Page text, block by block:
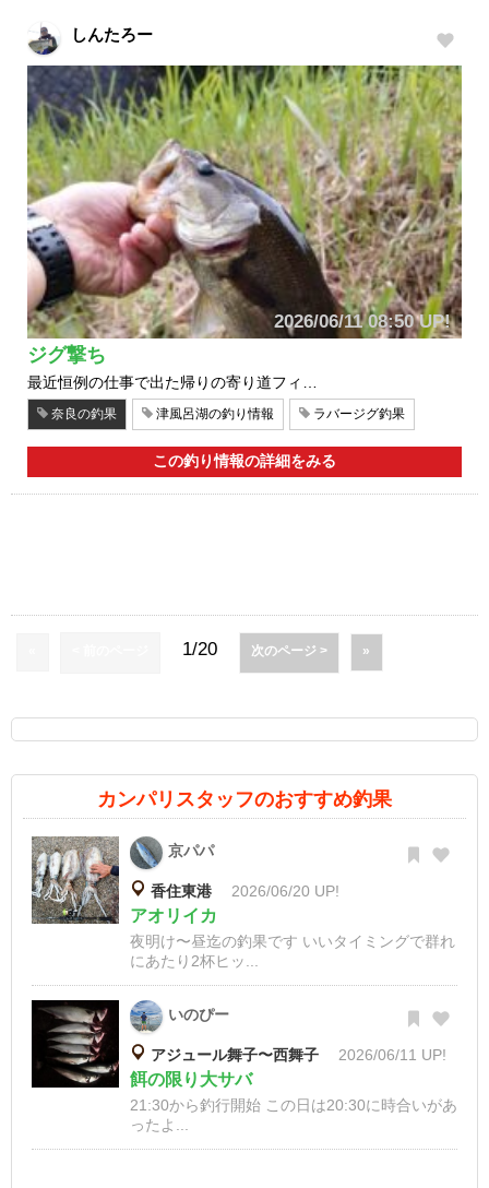
しんたろー
2026/06/11 08:50 UP!
ジグ撃ち
最近恒例の仕事で出た帰りの寄り道フィ…
奈良の釣果 津風呂湖の釣り情報 ラバージグ釣果
この釣り情報の詳細をみる
1/20 次のページ > »
カンパリスタッフのおすすめ釣果
京パパ
香住東港 2026/06/20 UP!
アオリイカ
夜明け〜昼迄の釣果です いいタイミングで群れ
にあたり2杯ヒッ...
いのぴー
アジュール舞子〜西舞子 2026/06/11 UP!
餌の限り大サバ
21:30から釣行開始 この日は20:30に時合いがあ
ったよ...